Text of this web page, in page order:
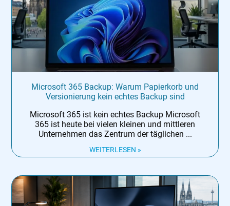
Microsoft 365 Backup: Warum Papierkorb und
Versionierung kein echtes Backup sind
Microsoft 365 ist kein echtes Backup Microsoft
365 ist heute bei vielen kleinen und mittleren
Unternehmen das Zentrum der täglichen
WEITERLESEN »